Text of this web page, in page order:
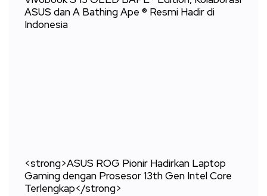
ASUS dan A Bathing Ape ® Resmi Hadir di
Indonesia
<strong>ASUS ROG Pionir Hadirkan Laptop
Gaming dengan Prosesor 13th Gen Intel Core
Terlengkap</strong>